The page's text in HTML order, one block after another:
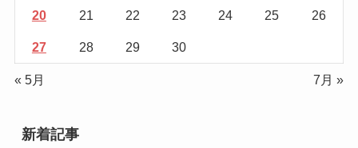
20 21 22 23 24 25 26
27 28 29 30
« 5月 7月 »
新着記事